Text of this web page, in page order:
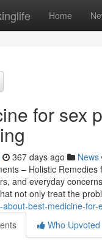
Home
for sex
367 days ago News
– Holistic
and everyday
not only treat the
about-best-medicine-for-
Who Upvoted